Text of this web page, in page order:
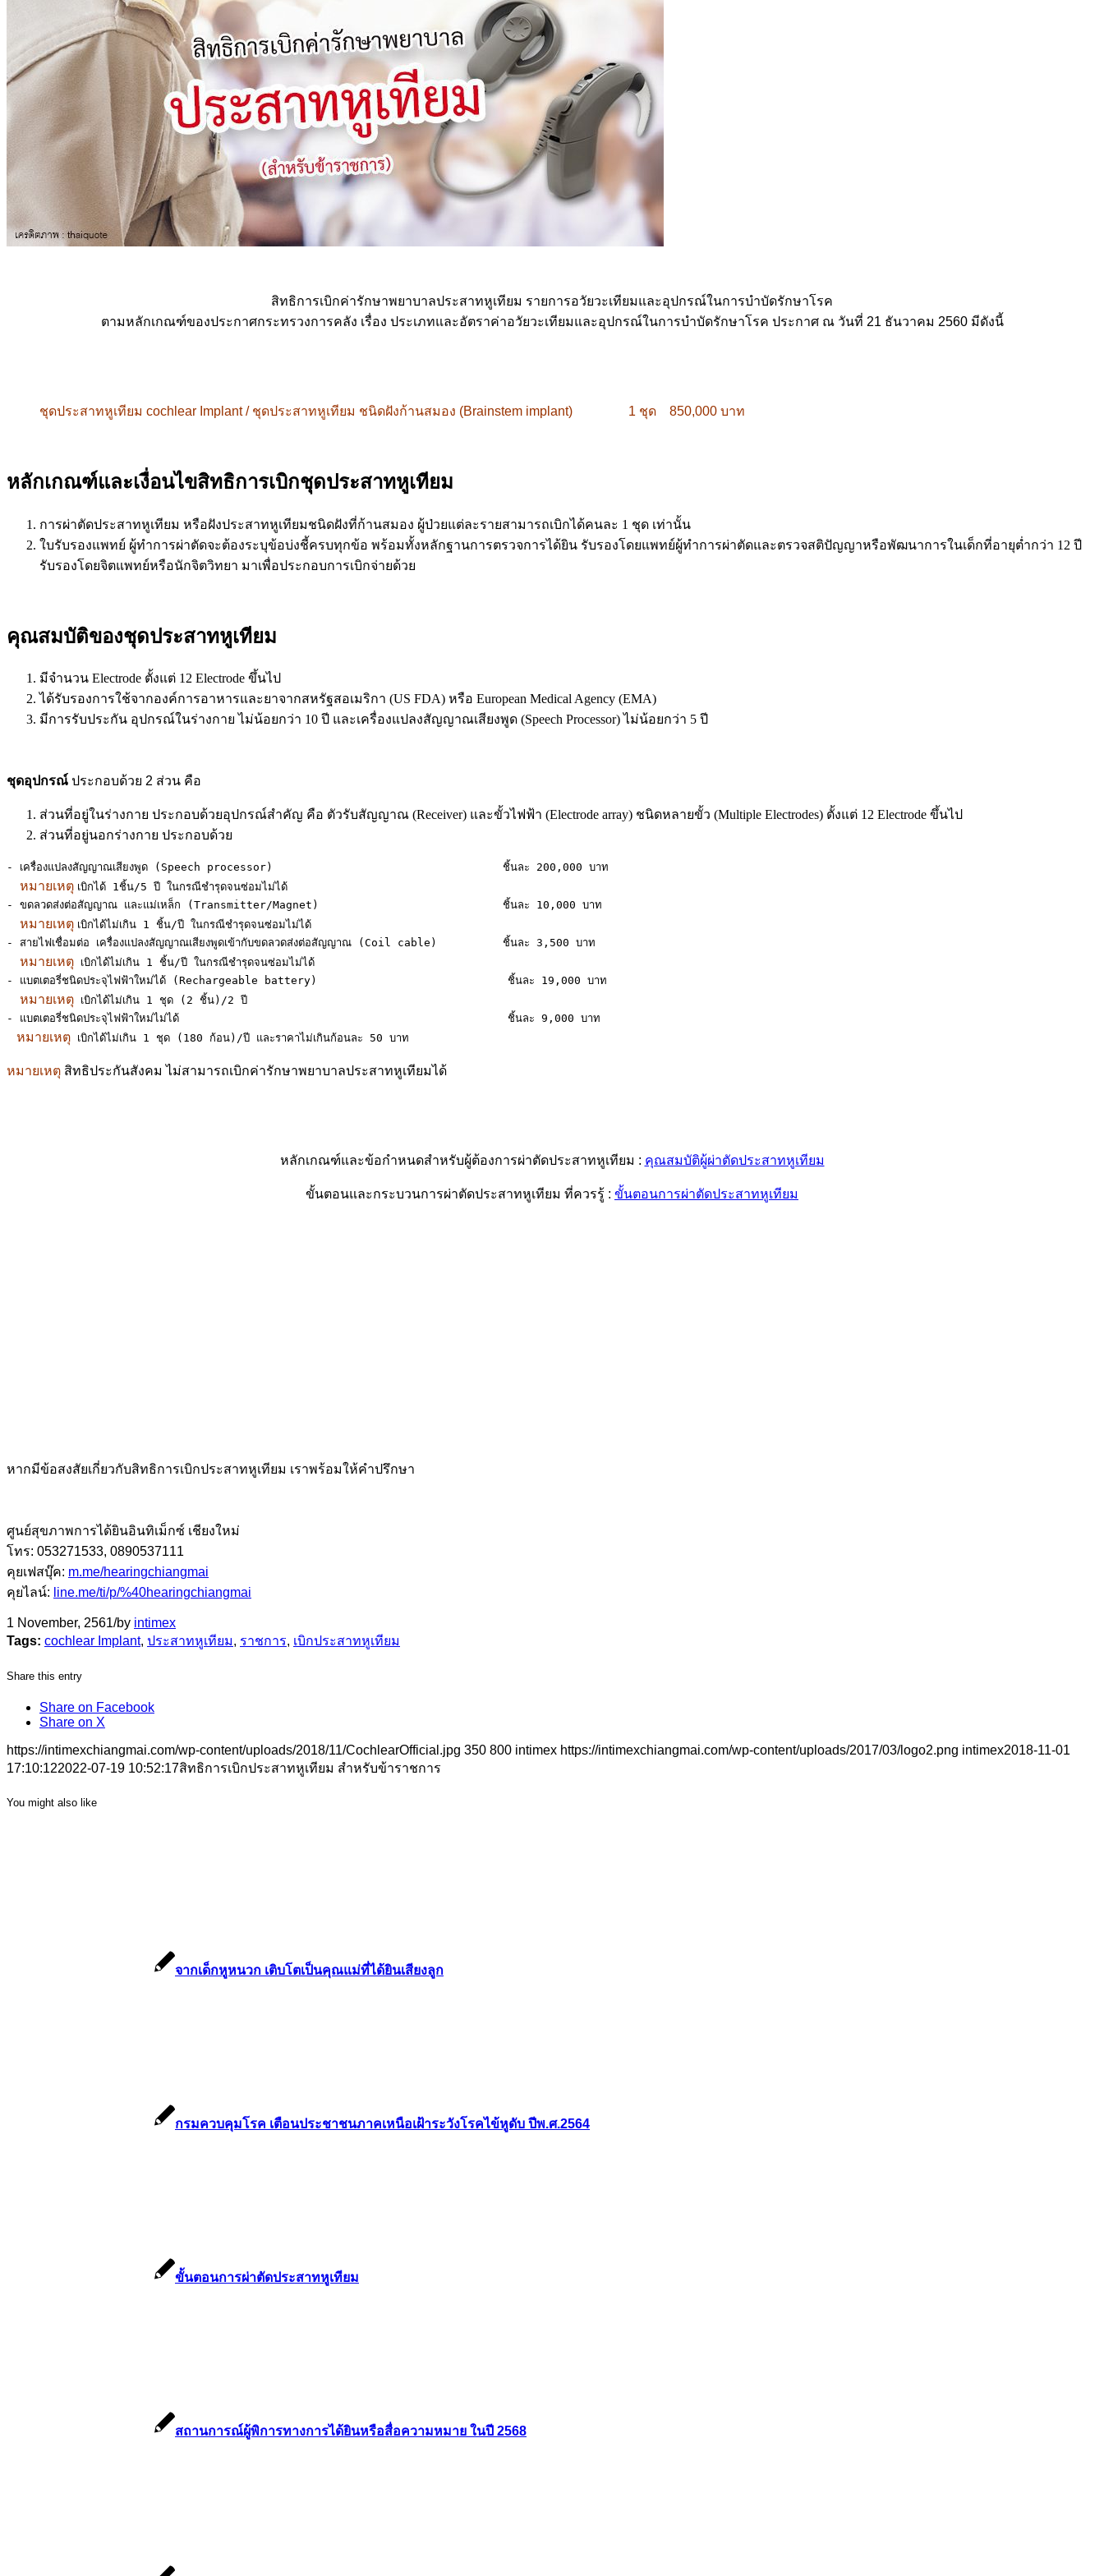
สิทธิการเบิกค่ารักษาพยาบาลประสาทหูเทียม รายการอวัยวะเทียมและอุปกรณ์ในการบำบัดรักษาโรค
ตามหลักเกณฑ์ของประกาศกระทรวงการคลัง เรื่อง ประเภทและอัตราค่าอวัยวะเทียมและอุปกรณ์ในการบำบัดรักษาโรค ประกาศ ณ วันที่ 21 ธันวาคม 2560 มีดังนี้
ชุดประสาทหูเทียม cochlear Implant / ชุดประสาทหูเทียม ชนิดฝังก้านสมอง (Brainstem implant) 1 ชุด 850,000 บาท
หลักเกณฑ์และเงื่อนไขสิทธิการเบิกชุดประสาทหูเทียม
การผ่าตัดประสาทหูเทียม หรือฝังประสาทหูเทียมชนิดฝังที่ก้านสมอง ผู้ป่วยแต่ละรายสามารถเบิกได้คนละ 1 ชุด เท่านั้น
ใบรับรองแพทย์ ผู้ทำการผ่าตัดจะต้องระบุข้อบ่งชี้ครบทุกข้อ พร้อมทั้งหลักฐานการตรวจการได้ยิน รับรองโดยแพทย์ผู้ทำการผ่าตัดและตรวจสติปัญญาหรือพัฒนาการในเด็กที่อายุต่ำกว่า 12 ปี
รับรองโดยจิตแพทย์หรือนักจิตวิทยา มาเพื่อประกอบการเบิกจ่ายด้วย
คุณสมบัติของชุดประสาทหูเทียม
มีจำนวน Electrode ตั้งแต่ 12 Electrode ขึ้นไป
ได้รับรองการใช้จากองค์การอาหารและยาจากสหรัฐสอเมริกา (US FDA) หรือ European Medical Agency (EMA)
มีการรับประกัน อุปกรณ์ในร่างกาย ไม่น้อยกว่า 10 ปี และเครื่องแปลงสัญญาณเสียงพูด (Speech Processor) ไม่น้อยกว่า 5 ปี
ชุดอุปกรณ์ ประกอบด้วย 2 ส่วน คือ
ส่วนที่อยู่ในร่างกาย ประกอบด้วยอุปกรณ์สำคัญ คือ ตัวรับสัญญาณ (Receiver) และขั้วไฟฟ้า (Electrode array) ชนิดหลายขั้ว (Multiple Electrodes) ตั้งแต่ 12 Electrode ขึ้นไป
ส่วนที่อยู่นอกร่างกาย ประกอบด้วย
- เครื่องแปลงสัญญาณเสียงพูด (Speech processor)                                   ชิ้นละ 200,000 บาท
หมายเหตุ เบิกได้ 1ชิ้น/5 ปี ในกรณีชำรุดจนซ่อมไม่ได้
- ขดลวดส่งต่อสัญญาณ และแม่เหล็ก (Transmitter/Magnet)                            ชิ้นละ 10,000 บาท
หมายเหตุ เบิกได้ไม่เกิน 1 ชิ้น/ปี ในกรณีชำรุดจนซ่อมไม่ได้
- สายไฟเชื่อมต่อ เครื่องแปลงสัญญาณเสียงพูดเข้ากับขดลวดส่งต่อสัญญาณ (Coil cable)          ชิ้นละ 3,500 บาท
หมายเหตุ เบิกได้ไม่เกิน 1 ชิ้น/ปี ในกรณีชำรุดจนซ่อมไม่ได้
- แบตเตอรี่ชนิดประจุไฟฟ้าใหม่ได้ (Rechargeable battery)                             ชิ้นละ 19,000 บาท
หมายเหตุ เบิกได้ไม่เกิน 1 ชุด (2 ชิ้น)/2 ปี
- แบตเตอรี่ชนิดประจุไฟฟ้าใหม่ไม่ได้                                                  ชิ้นละ 9,000 บาท
หมายเหตุ เบิกได้ไม่เกิน 1 ชุด (180 ก้อน)/ปี และราคาไม่เกินก้อนละ 50 บาท
หมายเหตุ สิทธิประกันสังคม ไม่สามารถเบิกค่ารักษาพยาบาลประสาทหูเทียมได้
หลักเกณฑ์และข้อกำหนดสำหรับผู้ต้องการผ่าตัดประสาทหูเทียม : คุณสมบัติผู้ผ่าตัดประสาทหูเทียม
ขั้นตอนและกระบวนการผ่าตัดประสาทหูเทียม ที่ควรรู้ : ขั้นตอนการผ่าตัดประสาทหูเทียม
หากมีข้อสงสัยเกี่ยวกับสิทธิการเบิกประสาทหูเทียม เราพร้อมให้คำปรึกษา
ศูนย์สุขภาพการได้ยินอินทิเม็กซ์ เชียงใหม่
โทร: 053271533, 0890537111
คุยเฟสบุ๊ค: m.me/hearingchiangmai
คุยไลน์: line.me/ti/p/%40hearingchiangmai
1 November, 2561/by intimex
Tags: cochlear Implant, ประสาทหูเทียม, ราชการ, เบิกประสาทหูเทียม
Share this entry
Share on Facebook
Share on X
https://intimexchiangmai.com/wp-content/uploads/2018/11/CochlearOfficial.jpg 350 800 intimex https://intimexchiangmai.com/wp-content/uploads/2017/03/logo2.png intimex2018-11-01
17:10:122022-07-19 10:52:17สิทธิการเบิกประสาทหูเทียม สำหรับข้าราชการ
You might also like
จากเด็กหูหนวก เติบโตเป็นคุณแม่ที่ได้ยินเสียงลูก
กรมควบคุมโรค เตือนประชาชนภาคเหนือเฝ้าระวังโรคไข้หูดับ ปีพ.ศ.2564
ขั้นตอนการผ่าตัดประสาทหูเทียม
สถานการณ์ผู้พิการทางการได้ยินหรือสื่อความหมาย ในปี 2568